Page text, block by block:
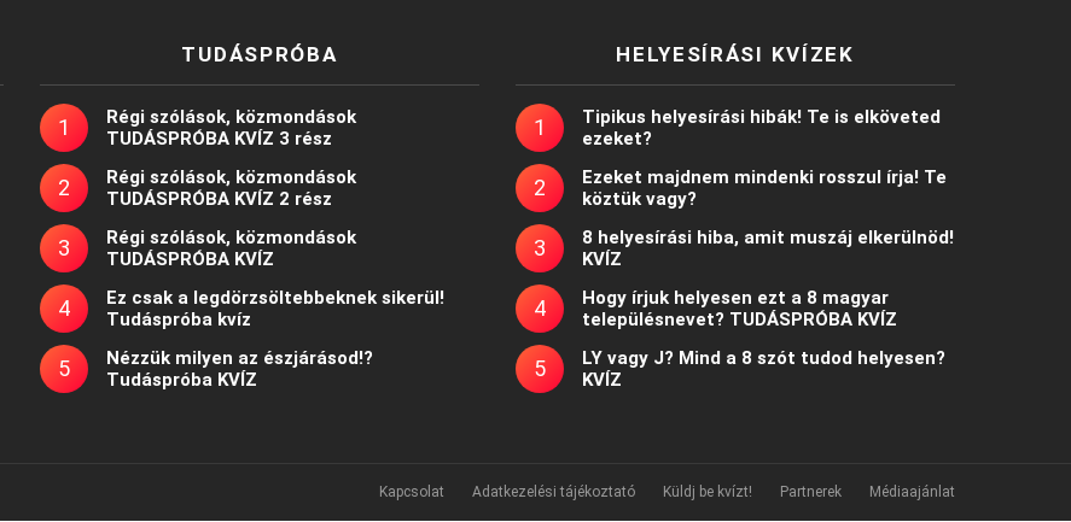
TUDÁSPRÓBA
Régi szólások, közmondások
TUDÁSPRÓBA KVÍZ 3 rész
Régi szólások, közmondások
TUDÁSPRÓBA KVÍZ 2 rész
Régi szólások, közmondások
TUDÁSPRÓBA KVÍZ
Ez csak a legdörzsöltebbeknek sikerül!
Tudáspróba kvíz
Nézzük milyen az észjárásod!?
Tudáspróba KVÍZ
HELYESÍRÁSI KVÍZEK
Tipikus helyesírási hibák! Te is elköveted
ezeket?
Ezeket majdnem mindenki rosszul írja! Te
köztük vagy?
8 helyesírási hiba, amit muszáj elkerülnöd!
KVÍZ
Hogy írjuk helyesen ezt a 8 magyar
településnevet? TUDÁSPRÓBA KVÍZ
LY vagy J? Mind a 8 szót tudod helyesen?
KVÍZ
Kapcsolat Adatkezelési tájékoztató Küldj be kvízt! Partnerek Médiaajánlat